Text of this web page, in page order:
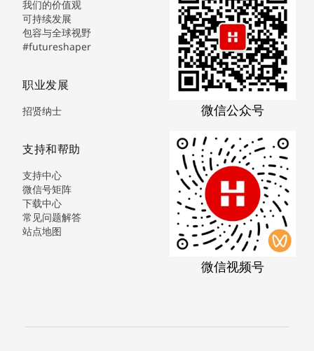
我们的价值观
可持续发展
包容与全球视野
#futureshaper
职业发展
招贤纳士
支持和帮助
支持中心
微信号矩阵
下载中心
常见问题解答
站点地图
微信公众号
微信视频号